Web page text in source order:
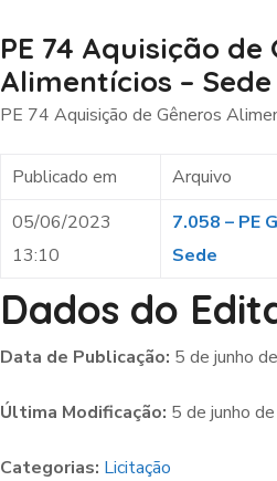
PE 74 Aquisição de
Alimentícios – Sede
PE 74 Aquisição de Gêneros
Publicado em Arquivo
05/06/2023
13:10
7.058 – PE
Sede
Dados do
Data de Publicação: 5 de junho
Última Modificação: 5 de junho
Categorias: Licitação